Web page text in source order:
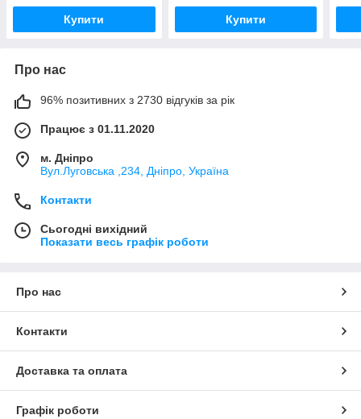
Купити Купити
Про нас
96% позитивних з 2730 відгуків за рік
Працює з 01.11.2020
м. Дніпро
Вул.Луговська ,234, Дніпро, Україна
Контакти
Сьогодні вихідний
Показати весь графік роботи
Про нас
Контакти
Доставка та оплата
Графік роботи